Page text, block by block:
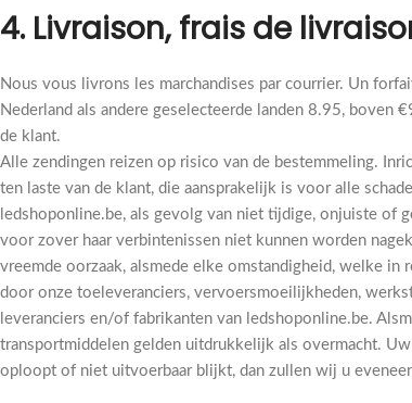
4. Livraison, frais de
Nous vous livrons les marchandises par courrier. Un
Nederland als andere geselecteerde landen 8.95,
de klant.
Alle zendingen reizen op risico van de bestemmeling.
ten laste van de klant, die aansprakelijk is voor alle
ledshoponline.be, als gevolg van niet tijdige, onjuiste of
voor zover haar verbintenissen niet kunnen worden
vreemde oorzaak, alsmede elke omstandigheid, welke
door onze toeleveranciers, vervoersmoeilijkheden,
leveranciers en/of fabrikanten van ledshoponline.be.
transportmiddelen gelden uitdrukkelijk als overmacht.
oploopt of niet uitvoerbaar blijkt, dan zullen wij u